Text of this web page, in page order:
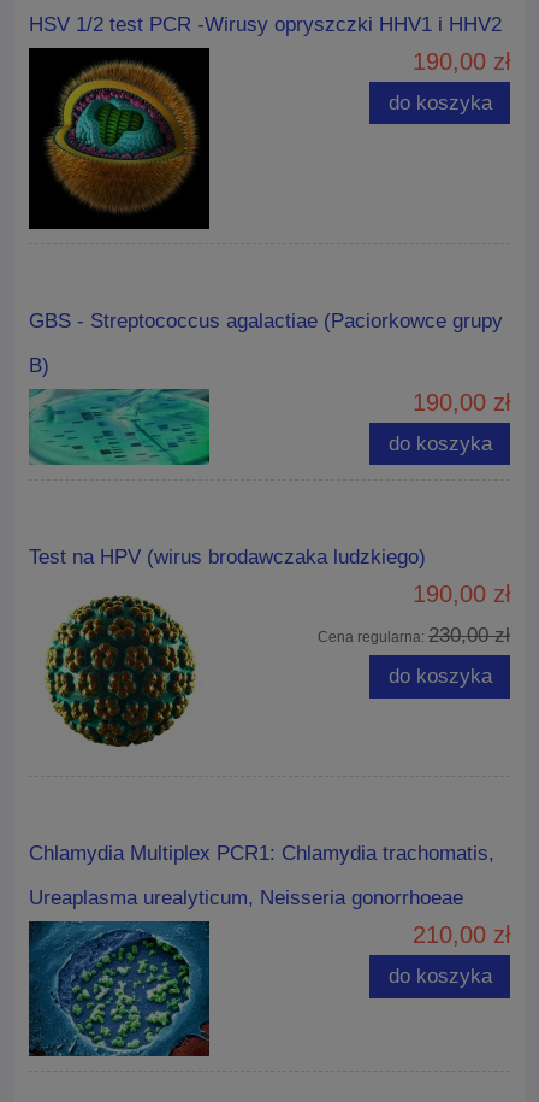
HSV 1/2 test PCR -Wirusy opryszczki HHV1 i HHV2
190,00 zł
do koszyka
GBS - Streptococcus agalactiae (Paciorkowce grupy
B)
190,00 zł
do koszyka
Test na HPV (wirus brodawczaka ludzkiego)
190,00 zł
Cena regularna: 230,00 zł
do koszyka
Chlamydia Multiplex PCR1: Chlamydia trachomatis,
Ureaplasma urealyticum, Neisseria gonorrhoeae
210,00 zł
do koszyka